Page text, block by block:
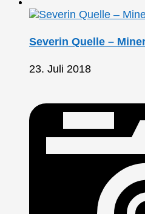
Severin Quelle –
23. Juli 2018